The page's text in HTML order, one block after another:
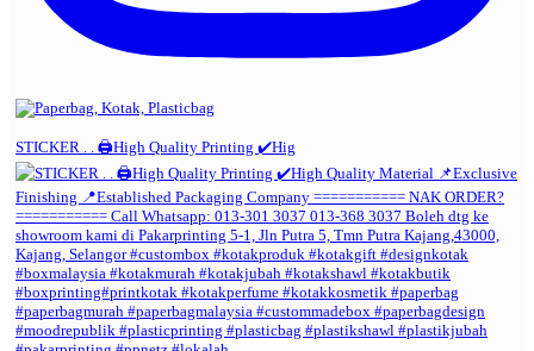
STICKER . . 🖨️High Quality Printing ✔️Hig